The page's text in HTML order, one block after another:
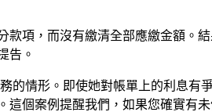
項，而沒有繳清全部應繳金額。
告。
的情形。即使她對帳單上的利息
個案例提醒我們，如果您確實有